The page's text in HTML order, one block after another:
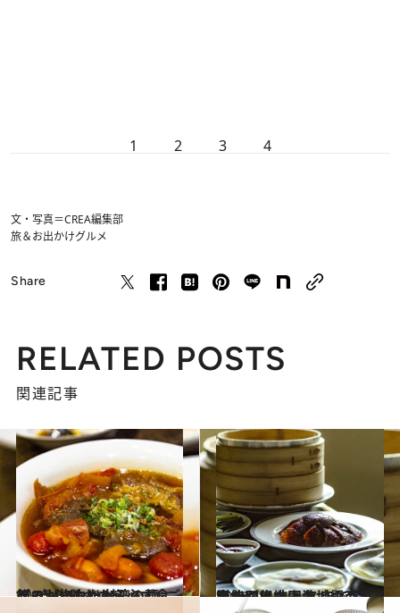
1 2 3 4
文・写真＝CREA編集部
旅＆お出かけグルメ
Share
RELATED POSTS
関連記事
2020.4.13
プロが惚れた台湾の麵･ご飯･点心 訪れたら必ず食べるおいしい8軒
旅＆お出かけ 2020.4.9
台北には中国各地のごちそうが集結！ 名店で広東、四川、上海、雲南を堪能
旅＆お出かけ